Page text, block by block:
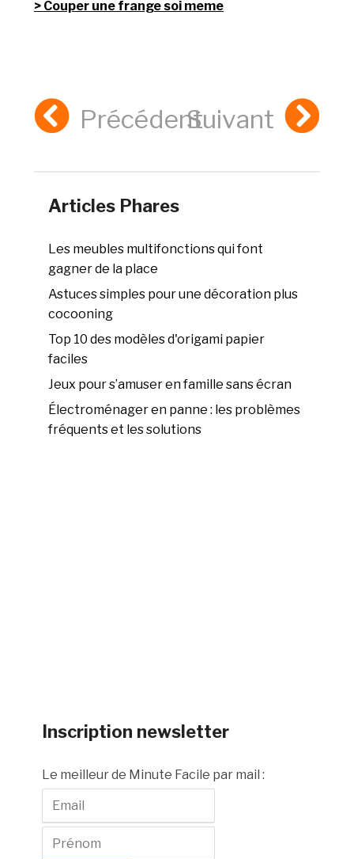
Couper une frange soi meme
PrécédentSuivant
Articles Phares
Les meubles multifonctions qui font
gagner de la place
Astuces simples pour une décoration plus
cocooning
Top 10 des modèles d'origami papier
faciles
Jeux pour s’amuser en famille sans écran
Électroménager en panne : les problèmes
fréquents et les solutions
Inscription newsletter
Le meilleur de Minute Facile par mail :